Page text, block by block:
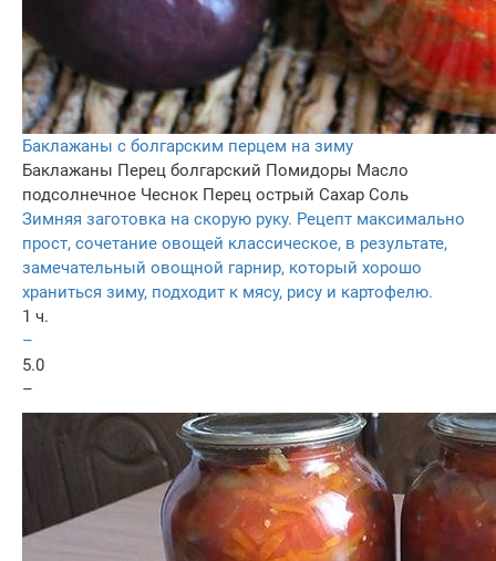
Баклажаны с болгарским перцем на зиму
Баклажаны Перец болгарский Помидоры Масло
подсолнечное Чеснок Перец острый Сахар Соль
Зимняя заготовка на скорую руку. Рецепт максимально
прост, сочетание овощей классическое, в результате,
замечательный овощной гарнир, который хорошо
храниться зиму, подходит к мясу, рису и картофелю.
1 ч.
–
5.0
–